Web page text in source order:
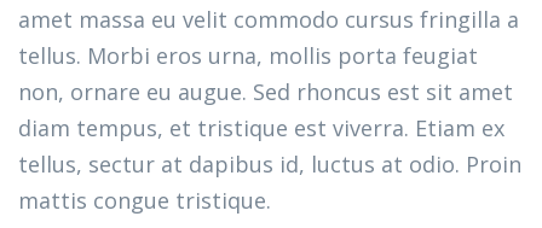
amet massa eu velit commodo cursus fringilla a
tellus. Morbi eros urna, mollis porta feugiat
non, ornare eu augue. Sed rhoncus est sit amet
diam tempus, et tristique est viverra. Etiam ex
tellus, sectur at dapibus id, luctus at odio. Proin
mattis congue tristique.